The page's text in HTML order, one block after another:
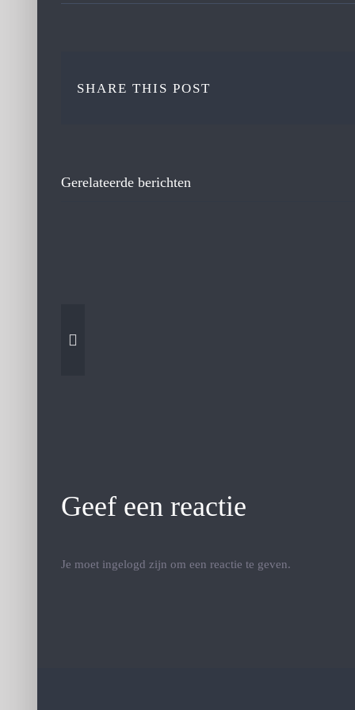
SHARE THIS POST
Gerelateerde berichten
Geef een reactie
Je moet ingelogd zijn om een reactie te geven.